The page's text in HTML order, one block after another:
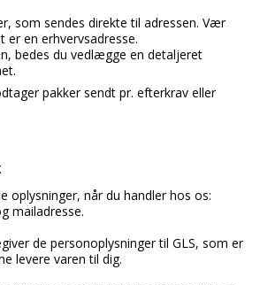
som sendes direkte til adressen. Vær
en erhvervsadresse.
bedes du vedlægge en detaljeret
pakker sendt pr. efterkrav eller
oplysninger, når du handler hos os:
mailadresse.
de personoplysninger til GLS, som er
levere varen til dig.